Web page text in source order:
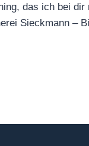
das ich bei
Sieckmann –